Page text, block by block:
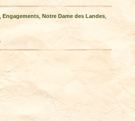
Engagements Notre Dame des Landes